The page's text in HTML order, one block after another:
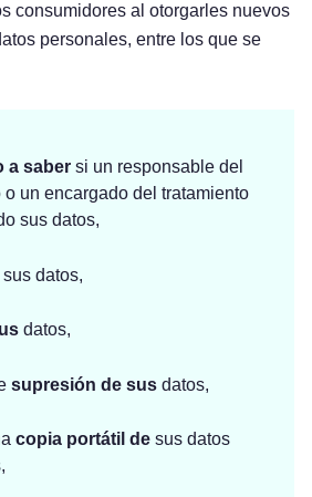
consumidores al otorgarles nuevos
personales, entre los que se
a saber si un responsable del
o un encargado del tratamiento
sus datos,
sus datos,
datos,
supresión de sus datos,
copia portátil de sus datos